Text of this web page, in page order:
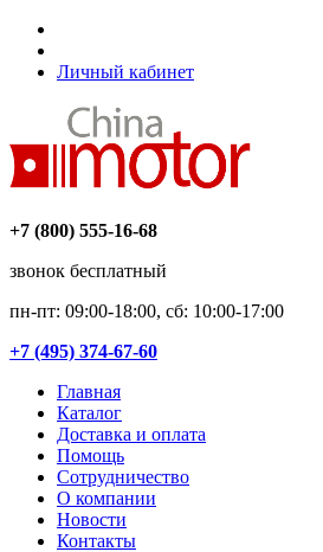
Личный кабинет
+7 (800) 555-16-68
звонок бесплатный
пн-пт: 09:00-18:00, сб: 10:00-17:00
+7 (495) 374-67-60
Главная
Каталог
Доставка и оплата
Помощь
Сотрудничество
О компании
Новости
Контакты